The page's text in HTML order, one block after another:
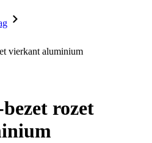
vierkant aluminium
rozet